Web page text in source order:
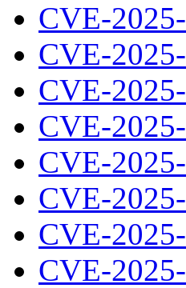
CVE-
CVE-
CVE-
CVE-
CVE-
CVE-
CVE-
CVE-